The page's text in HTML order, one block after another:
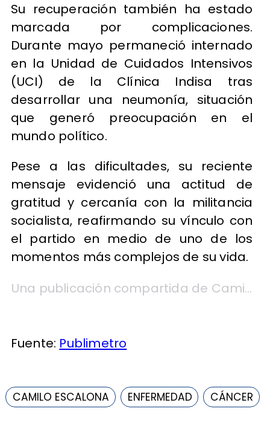
Su recuperación también ha estado
marcada por complicaciones.
Durante mayo permaneció internado
en la Unidad de Cuidados Intensivos
(UCI) de la Clínica Indisa tras
desarrollar una neumonía, situación
que generó preocupación en el
mundo político.
Pese a las dificultades, su reciente
mensaje evidenció una actitud de
gratitud y cercanía con la militancia
socialista, reafirmando su vínculo con
el partido en medio de uno de los
momentos más complejos de su vida.
Una publicación compartida de Camilo Escalona Medina (@camiloescalonam)
Fuente: Publimetro
CAMILO ESCALONA ENFERMEDAD CÁNCER